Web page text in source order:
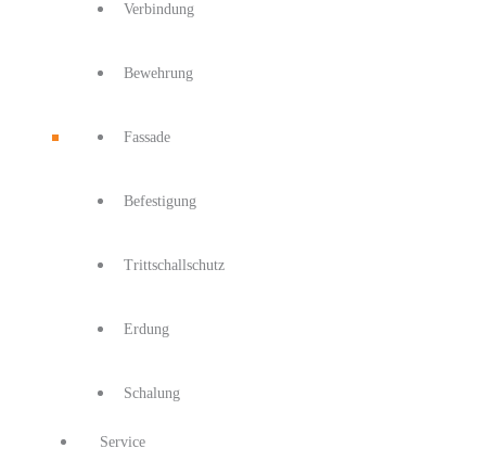
Verbindung
Bewehrung
Fassade
Befestigung
Trittschallschutz
Erdung
Schalung
Service